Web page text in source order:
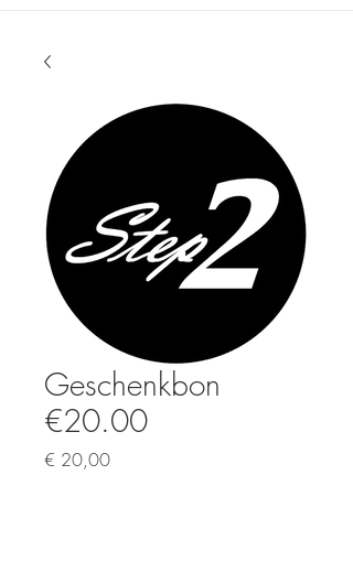
Geschenkbon
€20.00
€ 20,00Prijs